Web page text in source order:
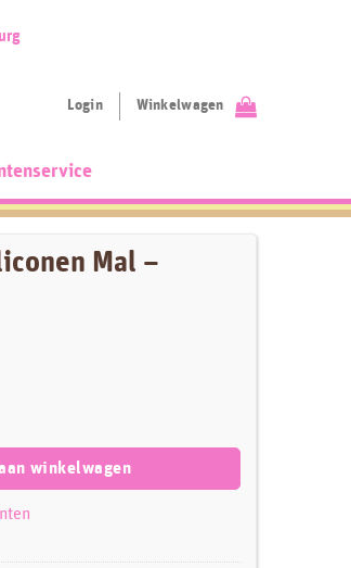
Login Winkelwagen
Mal –
winkelwagen